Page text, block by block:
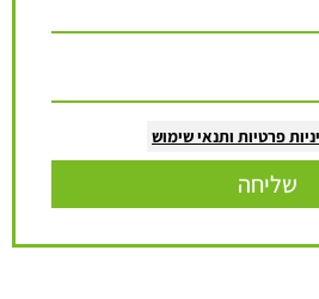
פרטיות ותנאי שימוש
שליחה